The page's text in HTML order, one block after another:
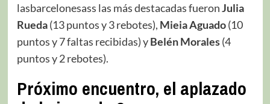
lasbarcelonesass las más destacadas fueronJulia
Rueda(13 puntos y 3 rebotes), Mieia Aguado(10
puntos y 7 faltas recibidas) yBelén Morales(4
puntos y 2 rebotes).
Próximo encuentro, el aplazado